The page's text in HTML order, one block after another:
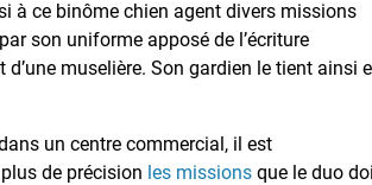
à ce binôme chien agent divers missions
son uniforme apposé de l’écriture
muselière. Son gardien le tient ainsi
un centre commercial, il est
de précision les missions que le duo